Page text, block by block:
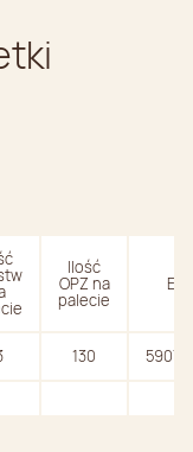
Ilość
OPZ na
palecie
130